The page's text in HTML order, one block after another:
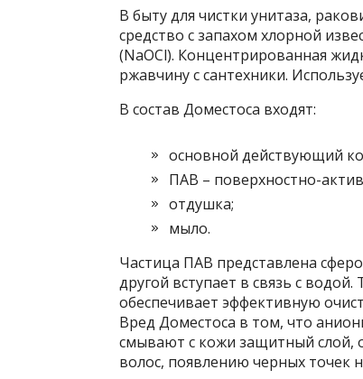
В быту для чистки унитаза,
средство с запахом хлорной
(NaOCl). Концентрированная
ржавчину с сантехники.
В состав Доместоса входят:
основной действующий
ПАВ – поверхностно-
отдушка;
мыло.
Частица ПАВ представлена
другой вступает в связь с
обеспечивает эффективную
Вред Доместоса в том, что
смывают с кожи защитный слой,
волос, появлению черных точек